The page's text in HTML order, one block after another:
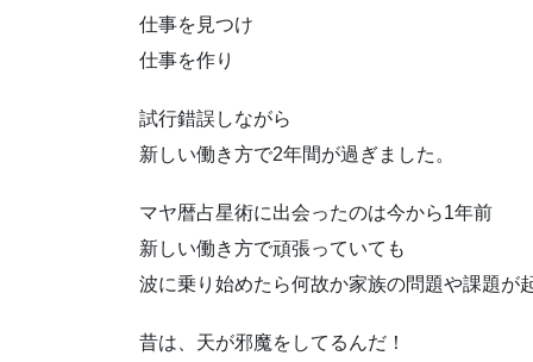
仕事を見つけ
仕事を作り
試行錯誤しながら
新しい働き方で2年間が過ぎました。
マヤ暦占星術に出会ったのは今から1年前
新しい働き方で頑張っていても
波に乗り始めたら何故か家族の問題や課題が
昔は、天が邪魔をしてるんだ！